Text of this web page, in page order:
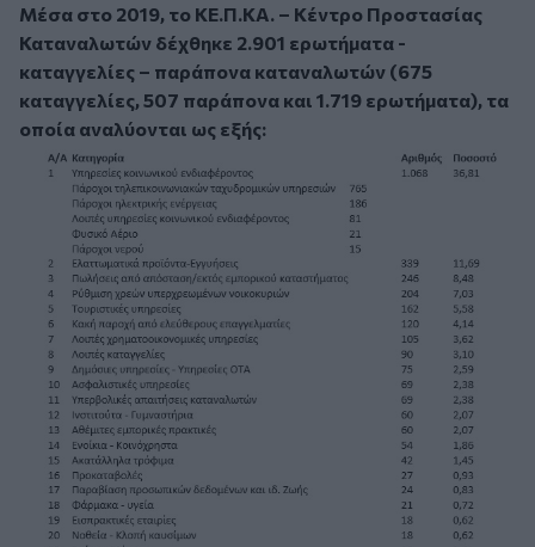
Μέσα στο 2019, το ΚΕ.Π.ΚΑ. – Κέντρο Προστασίας
Καταναλωτών δέχθηκε 2.901 ερωτήματα -
καταγγελίες – παράπονα καταναλωτών (675
καταγγελίες, 507 παράπονα και 1.719 ερωτήματα), τα
οποία αναλύονται ως εξής: